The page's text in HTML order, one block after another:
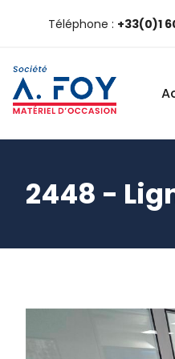
2448 -
Téléphone : +33(0)1